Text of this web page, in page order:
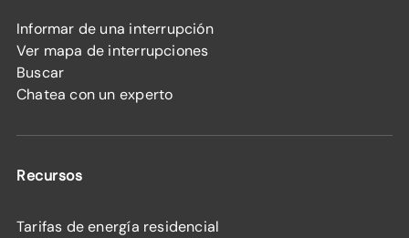
Informar de una interrupción
Ver mapa de interrupciones
Buscar
Chatea con un experto
Recursos
Tarifas de energía residencial